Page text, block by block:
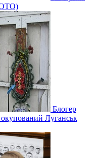
Блогер
окупований Луганськ